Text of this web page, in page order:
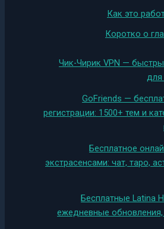
Как это
Коротко о
Чик-Чирик VPN —
для
GoFriends —
регистрации: 1500+ тем и
Бесплатное
экстрасенсами: чат, таро,
Бесплатные Latina
ежедневные обновления,